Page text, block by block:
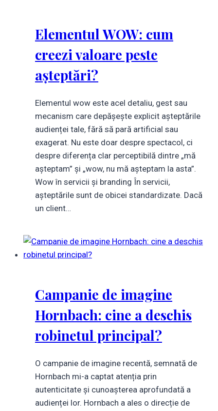
Elementul WOW: cum
creezi valoare peste
așteptări?
Elementul wow este acel detaliu, gest sau
mecanism care depășește explicit așteptările
audienței tale, fără să pară artificial sau
exagerat. Nu este doar despre spectacol, ci
despre diferența clar perceptibilă dintre „mă
așteptam” și „wow, nu mă așteptam la asta”.
Wow în servicii și branding În servicii,
așteptările sunt de obicei standardizate. Dacă
un client…
Campanie de imagine
Hornbach: cine a deschis
robinetul principal?
O campanie de imagine recentă, semnată de
Hornbach mi-a captat atenția prin
autenticitate și cunoașterea aprofundată a
audienței lor. Hornbach a ales o direcție de